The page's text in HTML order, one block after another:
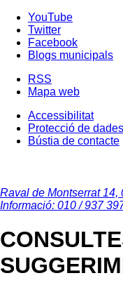
YouTube
Twitter
Facebook
Blogs municipals
RSS
Mapa web
Accessibilitat
Protecció de
Bústia de contacte
Raval de Montserrat 14,
Informació: 010 / 937